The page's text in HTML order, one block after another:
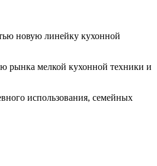
новую линейку кухонной
рынка мелкой кухонной техники и
использования, семейных